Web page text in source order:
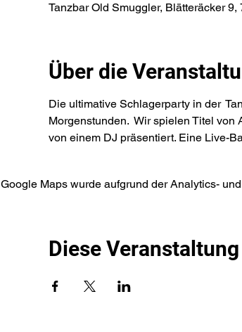
Tanzbar Old Smuggler, Blätteräcker
Über die
Die ultimative Schlagerparty in der
Morgenstunden.  Wir spielen Titel
von einem DJ präsentiert. Eine Live-
Google Maps wurde aufgrund der Analytics-
Diese